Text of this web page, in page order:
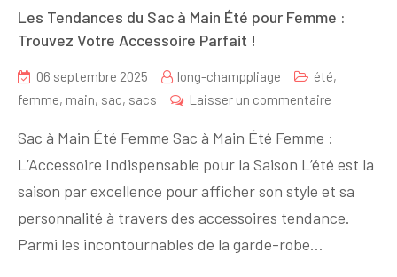
Les Tendances du Sac à Main Été pour Femme :
Trouvez Votre Accessoire Parfait !
06 septembre 2025 long-champpliage été,
femme, main, sac, sacs Laisser un commentaire
Tendances
du
Sac
à
Sac à Main Été Femme Sac à Main Été Femme :
L’Accessoire Indispensable pour la Saison L’été est la
saison par excellence pour afficher son style et sa
personnalité à travers des accessoires tendance.
Parmi les incontournables de la garde-robe…